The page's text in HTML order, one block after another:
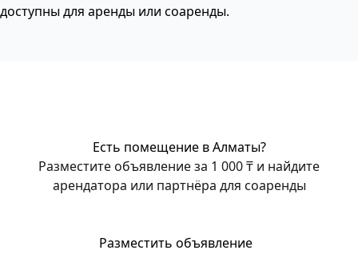
доступны для аренды или соаренды.
Есть помещение в Алматы?
Разместите объявление за 1 000 ₸ и найдите
арендатора или партнёра для соаренды
Разместить объявление